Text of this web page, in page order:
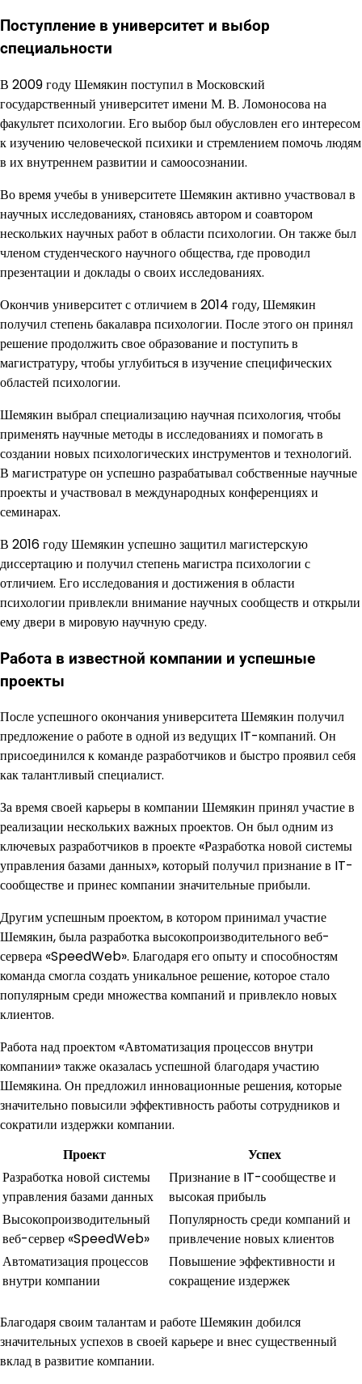
Поступление в университет и выбор
специальности
В 2009 году Шемякин поступил в Московский
государственный университет имени М. В. Ломоносова на
факультет психологии. Его выбор был обусловлен его интересом
к изучению человеческой психики и стремлением помочь людям
в их внутреннем развитии и самоосознании.
Во время учебы в университете Шемякин активно участвовал в
научных исследованиях, становясь автором и соавтором
нескольких научных работ в области психологии. Он также был
членом студенческого научного общества, где проводил
презентации и доклады о своих исследованиях.
Окончив университет с отличием в 2014 году, Шемякин
получил степень бакалавра психологии. После этого он принял
решение продолжить свое образование и поступить в
магистратуру, чтобы углубиться в изучение специфических
областей психологии.
Шемякин выбрал специализацию научная психология, чтобы
применять научные методы в исследованиях и помогать в
создании новых психологических инструментов и технологий.
В магистратуре он успешно разрабатывал собственные научные
проекты и участвовал в международных конференциях и
семинарах.
В 2016 году Шемякин успешно защитил магистерскую
диссертацию и получил степень магистра психологии с
отличием. Его исследования и достижения в области
психологии привлекли внимание научных сообществ и открыли
ему двери в мировую научную среду.
Работа в известной компании и успешные
проекты
После успешного окончания университета Шемякин получил
предложение о работе в одной из ведущих IT-компаний. Он
присоединился к команде разработчиков и быстро проявил себя
как талантливый специалист.
За время своей карьеры в компании Шемякин принял участие в
реализации нескольких важных проектов. Он был одним из
ключевых разработчиков в проекте «Разработка новой системы
управления базами данных», который получил признание в IT-
сообществе и принес компании значительные прибыли.
Другим успешным проектом, в котором принимал участие
Шемякин, была разработка высокопроизводительного веб-
сервера «SpeedWeb». Благодаря его опыту и способностям
команда смогла создать уникальное решение, которое стало
популярным среди множества компаний и привлекло новых
клиентов.
Работа над проектом «Автоматизация процессов внутри
компании» также оказалась успешной благодаря участию
Шемякина. Он предложил инновационные решения, которые
значительно повысили эффективность работы сотрудников и
сократили издержки компании.
Проект
Успех
Разработка новой системы
управления базами данных
Признание в IT-сообществе и
высокая прибыль
Высокопроизводительный
веб-сервер «SpeedWeb»
Популярность среди компаний и
привлечение новых клиентов
Автоматизация процессов
внутри компании
Повышение эффективности и
сокращение издержек
Благодаря своим талантам и работе Шемякин добился
значительных успехов в своей карьере и внес существенный
вклад в развитие компании.